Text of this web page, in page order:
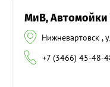
МиВ,
Нижневартовск ,
+7 (3466) 45-48-